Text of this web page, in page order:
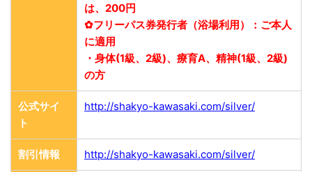
は、200円
✿フリーパス券発行者（浴場利用）：ご本人
に適用
・身体(1級、2級)、療育A、精神(1級、2級)
の方
公式サイ
ト
http://shakyo-kawasaki.com/silver/
割引情報 http://shakyo-kawasaki.com/silver/